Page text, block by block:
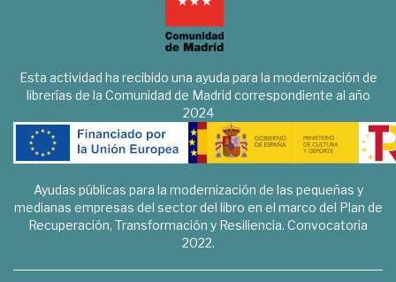
Esta actividad ha recibido una ayuda para la modernización de
librerías de la Comunidad de Madrid correspondiente al año
2024
Ayudas públicas para la modernización de las pequeñas y
medianas empresas del sector del libro en el marco del Plan de
Recuperación, Transformación y Resiliencia. Convocatoria
2022.